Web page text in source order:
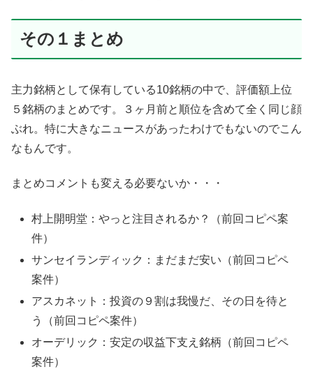
その１まとめ
主力銘柄として保有している10銘柄の中で、評価額上位
５銘柄のまとめです。３ヶ月前と順位を含めて全く同じ顔
ぶれ。特に大きなニュースがあったわけでもないのでこん
なもんです。
まとめコメントも変える必要ないか・・・
村上開明堂：やっと注目されるか？（前回コピペ案
件）
サンセイランディック：まだまだ安い（前回コピペ
案件）
アスカネット：投資の９割は我慢だ、その日を待と
う（前回コピペ案件）
オーデリック：安定の収益下支え銘柄（前回コピペ
案件）